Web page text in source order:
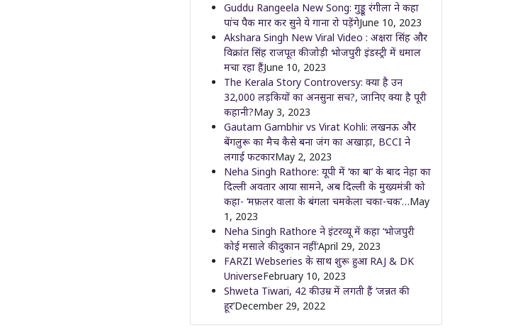
Guddu Rangeela New Song: गुड्डू रंगीला ने कहा
पांच पैक मार कर सुने ये गाना रो पड़ेंगेJune 10, 2023
Akshara Singh New Viral Video : अक्षरा सिंह और
विक्रांत सिंह राजपूत की जोड़ी भोजपुरी इंडस्ट्री में धमाल
मचा रहा हैंJune 10, 2023
The Kerala Story Controversy: क्या है उन
32,000 लड़कियों का अनसुना सच?, जानिए क्या है पूरी
कहानी?May 3, 2023
Gautam Gambhir vs Virat Kohli: लखनऊ और
बेंगलुरू का मैच कैसे बना जंग का अखाड़ा, BCCI ने
लगाई फटकारMay 2, 2023
Neha Singh Rathore: यूपी में ‘का बा’ के बाद नेहा का
दिल्ली अवतार आया सामने, अब दिल्ली के मुख्यमंत्री को
कहा- ‘मफ़लर वाला के बंगला चमकेला चका-चक’…May
1, 2023
Neha Singh Rathore ने इंटरव्यू में कहा ‘भोजपुरी
कोई मसाले की दुकान नहीं’April 29, 2023
FARZI Webseries के साथ शुरू हुआ RAJ & DK
UniverseFebruary 10, 2023
Shweta Tiwari, 42 की उम्र में लगती हैं ‘जन्नत की
हूर’December 29, 2022